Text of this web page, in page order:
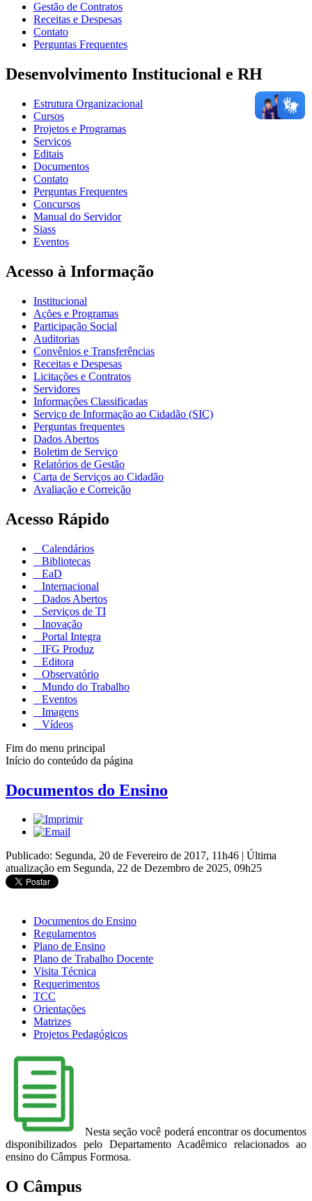
Gestão de Contratos
Receitas e Despesas
Contato
Perguntas Frequentes
Desenvolvimento Institucional e RH
Estrutura Organizacional
Cursos
Projetos e Programas
Serviços
Editais
Documentos
Contato
Perguntas Frequentes
Concursos
Manual do Servidor
Siass
Eventos
Acesso à Informação
Institucional
Ações e Programas
Participação Social
Auditorias
Convênios e Transferências
Receitas e Despesas
Licitações e Contratos
Servidores
Informações Classificadas
Serviço de Informação ao Cidadão (SIC)
Perguntas frequentes
Dados Abertos
Boletim de Serviço
Relatórios de Gestão
Carta de Serviços ao Cidadão
Avaliação e Correição
Acesso Rápido
Calendários
Bibliotecas
EaD
Internacional
Dados Abertos
Serviços de TI
Inovação
Portal Integra
IFG Produz
Editora
Observatório
Mundo do Trabalho
Eventos
Imagens
Vídeos
Fim do menu principal
Início do conteúdo da página
Documentos do Ensino
Publicado: Segunda, 20 de Fevereiro de 2017, 11h46 | Última
atualização em Segunda, 22 de Dezembro de 2025, 09h25
Documentos do Ensino
Regulamentos
Plano de Ensino
Plano de Trabalho Docente
Visita Técnica
Requerimentos
TCC
Orientações
Matrizes
Projetos Pedagógicos
Nesta seção você poderá encontrar os documentos
disponibilizados pelo Departamento Acadêmico relacionados ao
ensino do Câmpus Formosa.
O Câmpus